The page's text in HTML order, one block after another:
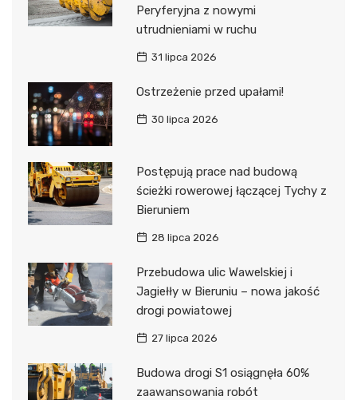
Peryferyjna z nowymi
utrudnieniami w ruchu
31 lipca 2026
Ostrzeżenie przed upałami!
30 lipca 2026
Postępują prace nad budową
ścieżki rowerowej łączącej Tychy z
Bieruniem
28 lipca 2026
Przebudowa ulic Wawelskiej i
Jagiełły w Bieruniu – nowa jakość
drogi powiatowej
27 lipca 2026
Budowa drogi S1 osiągnęła 60%
zaawansowania robót